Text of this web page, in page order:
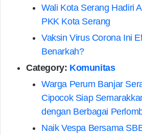
Wali Kota Serang Hadiri
PKK Kota Serang
Vaksin Virus Corona Ini
Benarkah?
Category: Komunitas
Warga Perum Banjar
Cipocok Siap
dengan Berbagai
Naik Vespa Bersama